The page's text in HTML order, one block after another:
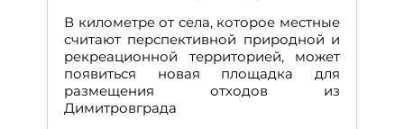
В километре от села, которое местные
считают перспективной природной и
рекреационной территорией, может
появиться новая площадка для
размещения отходов из
Димитровграда